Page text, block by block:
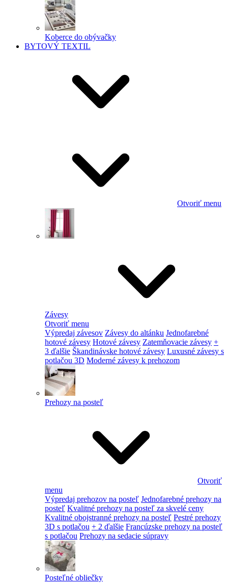
Koberce do obývačky
BYTOVÝ TEXTIL
Otvoriť menu
Závesy
Otvoriť menu
Výpredaj závesov Závesy do altánku Jednofarebné
hotové závesy Hotové závesy Zatemňovacie závesy +
3 ďalšie Škandinávske hotové závesy Luxusné závesy s
potlačou 3D Moderné závesy k prehozom
Prehozy na posteľ
Otvoriť
menu
Výpredaj prehozov na posteľ Jednofarebné prehozy na
posteľ Kvalitné prehozy na posteľ za skvelé ceny
Kvalitné obojstranné prehozy na posteľ Pestré prehozy
3D s potlačou + 2 ďalšie Francúzske prehozy na posteľ
s potlačou Prehozy na sedacie súpravy
Posteľné obliečky